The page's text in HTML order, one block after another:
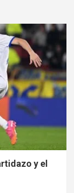
y el